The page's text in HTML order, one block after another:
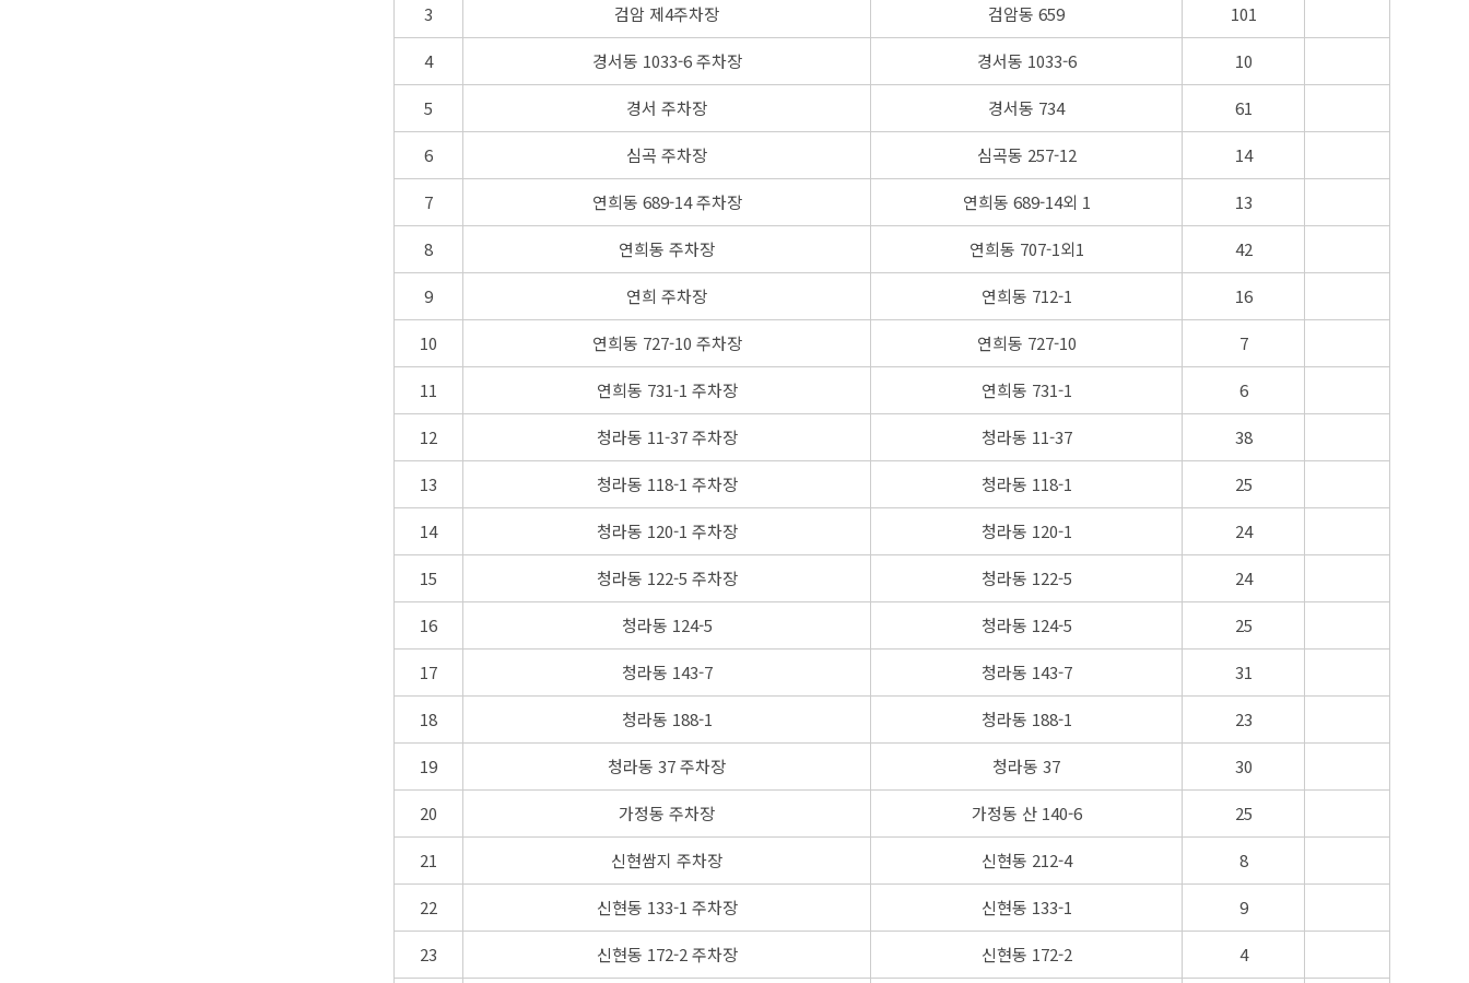
3 검암 제4주차장 검암동 659 101
4 경서동 1033-6 주차장 경서동 1033-6 10
5 경서 주차장 경서동 734 61
6 심곡 주차장 심곡동 257-12 14
7 연희동 689-14 주차장 연희동 689-14외 1 13
8 연희동 주차장 연희동 707-1외1 42
9 연희 주차장 연희동 712-1 16
10 연희동 727-10 주차장 연희동 727-10 7
11 연희동 731-1 주차장 연희동 731-1 6
12 청라동 11-37 주차장 청라동 11-37 38
13 청라동 118-1 주차장 청라동 118-1 25
14 청라동 120-1 주차장 청라동 120-1 24
15 청라동 122-5 주차장 청라동 122-5 24
16 청라동 124-5 청라동 124-5 25
17 청라동 143-7 청라동 143-7 31
18 청라동 188-1 청라동 188-1 23
19 청라동 37 주차장 청라동 37 30
20 가정동 주차장 가정동 산 140-6 25
21 신현쌈지 주차장 신현동 212-4 8
22 신현동 133-1 주차장 신현동 133-1 9
23 신현동 172-2 주차장 신현동 172-2 4